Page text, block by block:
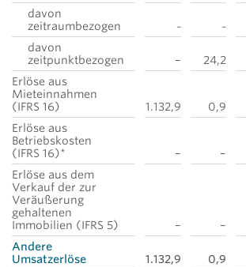
davon
zeitraumbezogen
– –
davon
zeitpunktbezogen
– 24,2
Erlöse aus
Mieteinnahmen
(IFRS 16)
1.132,9 0,9
Erlöse aus
Betriebskosten
(IFRS 16)*
– –
Erlöse aus dem
Verkauf der zur
Veräußerung
gehaltenen
Immobilien (IFRS 5)
– –
Andere
Umsatzerlöse
1.132,9 0,9